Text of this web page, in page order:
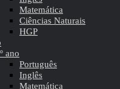
Matemática
Ciências Naturais
HGP
ano
Português
Inglês
Matemática